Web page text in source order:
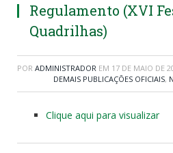
Regulamento (XVI
Quadrilhas)
POR ADMINISTRADOR EM 17 DE MAIO DE
DEMAIS PUBLICAÇÕES OFICIAIS,
Clique aqui para visualizar